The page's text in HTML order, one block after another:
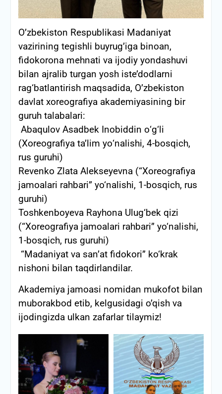
O’zbekiston Respublikasi Madaniyat
vazirining tegishli buyrug’iga binoan,
fidokorona mehnati va ijodiy yondashuvi
bilan ajralib turgan yosh iste’dodlarni
rag‘batlantirish maqsadida, O’zbekiston
davlat xoreografiya akademiyasining bir
guruh talabalari:
Abaqulov Asadbek Inobiddin о‘g‘li
(Xoreografiya ta’lim yо‘nalishi, 4-bosqich,
rus guruhi)
Revenko Zlata Alekseyevna (“Xoreografiya
jamoalari rahbari” yo‘nalishi, 1-bosqich, rus
guruhi)
Toshkenboyeva Rayhona Ulug‘bek qizi
(“Xoreografiya jamoalari rahbari” yo‘nalishi,
1-bosqich, rus guruhi)
“Madaniyat va san’at fidokori” ko‘krak
nishoni bilan taqdirlandilar.
Akademiya jamoasi nomidan mukofot bilan
muborakbod etib, kelgusidagi o’qish va
ijodingizda ulkan zafarlar tilaymiz!